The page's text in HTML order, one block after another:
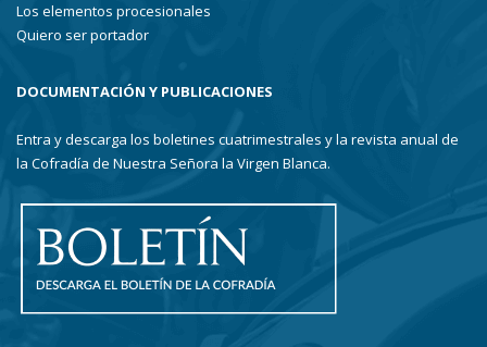
Los elementos procesionales
Quiero ser portador
DOCUMENTACIÓN Y PUBLICACIONES
Entra y descarga los boletines cuatrimestrales y la revista anual de
la Cofradía de Nuestra Señora la Virgen Blanca.